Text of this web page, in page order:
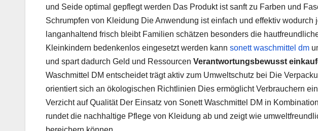
und Seide optimal gepflegt werden Das Produkt ist sanft zu Farben und
Schrumpfen von Kleidung Die Anwendung ist einfach und effektiv wodurch
langanhaltend frisch bleibt Familien schätzen besonders die
Kleinkindern bedenkenlos eingesetzt werden kann sonett waschmittel dm
und spart dadurch Geld und Ressourcen Verantwortungsbewusst
Waschmittel DM entscheidet trägt aktiv zum Umweltschutz bei Die
orientiert sich an ökologischen Richtlinien Dies ermöglicht Verbrauchern
Verzicht auf Qualität Der Einsatz von Sonett Waschmittel DM in
rundet die nachhaltige Pflege von Kleidung ab und zeigt wie